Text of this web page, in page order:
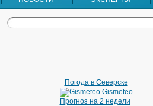
Погода в Северске
Gismeteo
Прогноз на 2 недели